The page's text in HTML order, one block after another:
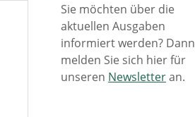
Sie möchten über die
aktuellen Ausgaben
informiert werden? Dann
melden Sie sich hier für
unseren Newsletteran.